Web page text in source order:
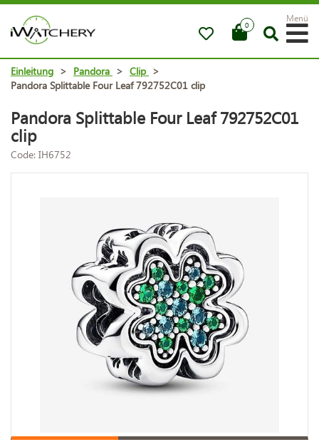
0
Menü
Einleitung > Pandora > Clip >
Pandora Splittable Four Leaf 792752C01 clip
Pandora Splittable Four Leaf 792752C01
clip
Code: IH6752